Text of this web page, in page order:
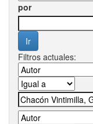
por
Filtros actuales: